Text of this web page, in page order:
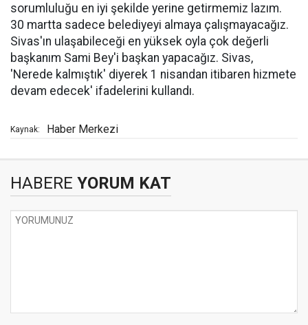
sorumluluğu en iyi şekilde yerine getirmemiz lazım.
30 martta sadece belediyeyi almaya çalışmayacağız.
Sivas'ın ulaşabileceği en yüksek oyla çok değerli
başkanım Sami Bey'i başkan yapacağız. Sivas,
'Nerede kalmıştık' diyerek 1 nisandan itibaren hizmete
devam edecek' ifadelerini kullandı.
Kaynak: Haber Merkezi
HABERE YORUM KAT